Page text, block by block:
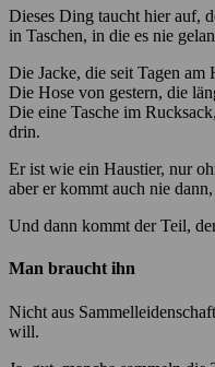
Dieses Ding taucht hier auf,
in Taschen, in die es nie
Die Jacke, die seit Tagen
Die Hose von gestern, die
Die eine Tasche im
drin.
Er ist wie ein Haustier, nur
aber er kommt auch nie
Und dann kommt der Teil,
Man braucht ihn
Nicht aus
will.